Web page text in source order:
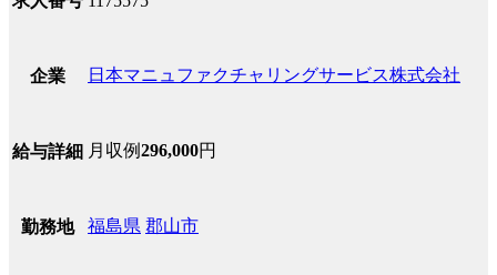
企業 日本マニュファクチャリングサービス株式会社
給与詳細 月収例296,000円
勤務地 福島県 郡山市